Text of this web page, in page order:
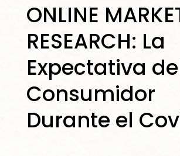
ONLINE
RESEARCH: La
Expectativa
Consumidor
Durante el